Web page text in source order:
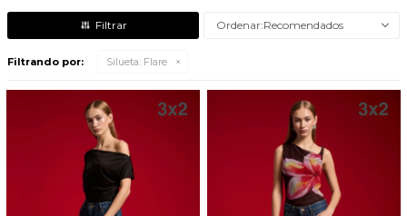
Recomendados
Filtrando por: Silueta: Flare